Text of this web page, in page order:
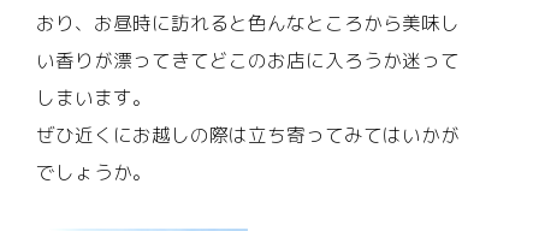
おり、お昼時に訪れると色んなところから美味し
い香りが漂ってきてどこのお店に入ろうか迷って
しまいます。
ぜひ近くにお越しの際は立ち寄ってみてはいかが
でしょうか。